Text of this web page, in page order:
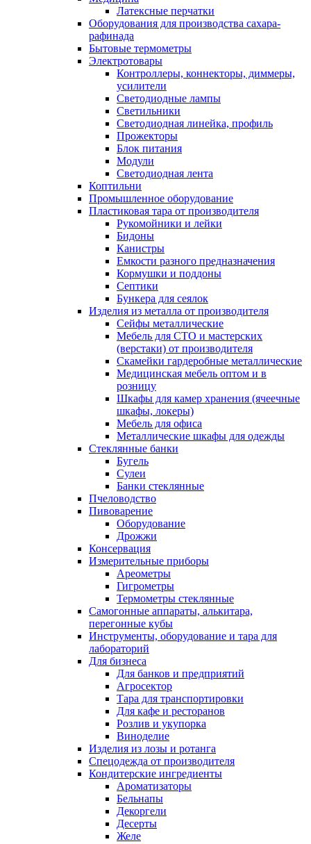
Латексные перчатки
Оборудования для производства сахара-
рафинада
Бытовые термометры
Электротовары
Контроллеры, коннекторы, диммеры,
усилители
Светодиодные лампы
Светильники
Светодиодная линейка, профиль
Прожекторы
Блок питания
Модули
Светодиодная лента
Коптильни
Промышленное оборудование
Пластиковая тара от производителя
Рукомойники и лейки
Бидоны
Канистры
Емкости разного предназначения
Кормушки и поддоны
Септики
Бункера для сеялок
Изделия из металла от производителя
Сейфы металлические
Мебель для СТО и мастерских
(верстаки) от производителя
Скамейки гардеробные металлические
Медицинская мебель оптом и в
розницу
Шкафы для камер хранения (ячеечные
шкафы, локеры)
Мебель для офиса
Металлические шкафы для одежды
Стеклянные банки
Бугель
Сулеи
Банки стеклянные
Пчеловодство
Пивоварение
Оборудование
Дрожжи
Консервация
Измерительные приборы
Ареометры
Гигрометры
Термометры стеклянные
Самогонные аппараты, алькитара,
перегонные кубы
Инструменты, оборудование и тара для
лабораторий
Для бизнеса
Для банков и предприятий
Агросектор
Тара для транспортировки
Для кафе и ресторанов
Розлив и укупорка
Виноделие
Изделия из лозы и ротанга
Спецодежда от производителя
Кондитерские ингредиенты
Ароматизаторы
Бельнапы
Декоргели
Десерты
Желe